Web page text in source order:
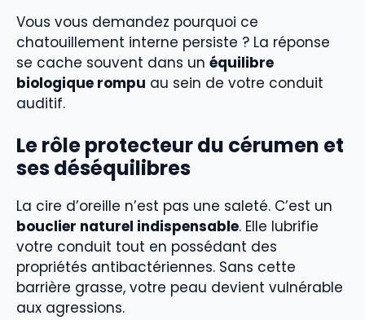
Vous vous demandez pourquoi ce
chatouillement interne persiste ? La réponse
se cache souvent dans un équilibre
biologique rompu au sein de votre conduit
auditif.
Le rôle protecteur du cérumen et
ses déséquilibres
La cire d’oreille n’est pas une saleté. C’est un
bouclier naturel indispensable. Elle lubrifie
votre conduit tout en possédant des
propriétés antibactériennes. Sans cette
barrière grasse, votre peau devient vulnérable
aux agressions.